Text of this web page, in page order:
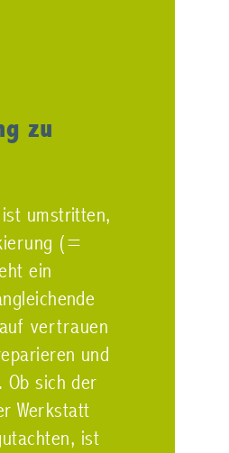
zu
umstritten,
(=
ein
vertrauen
und
Ob sich der
Werkstatt
ist